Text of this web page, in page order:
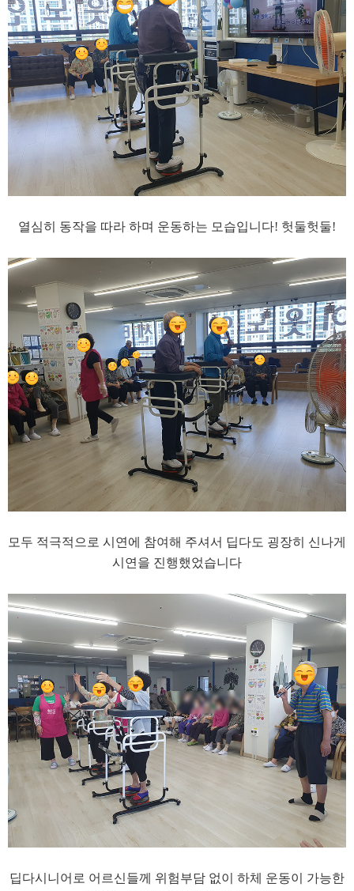
​열심히 동작을 따라 하며 운동하는 모습입니다! 헛둘헛둘!
모두 적극적으로 시연에 참여해 주셔서 딥다도 굉장히 신나게
시연을 진행했었습니다
​딥다시니어로 어르신들께 위험부담 없이 하체 운동이 가능한